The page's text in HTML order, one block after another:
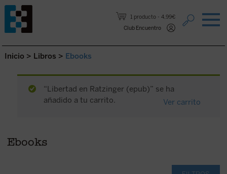
1 producto
4,99€
Club Encuentro
Saltar al contenido.
Inicio > Libros > Ebooks
“Libertad en Ratzinger (epub)” se ha
añadido a tu carrito.
Ver carrito
Ebooks